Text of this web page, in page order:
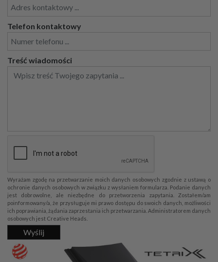
Telefon kontaktowy
Treść wiadomości
Wyrażam zgodę na przetwarzanie moich danych osobowych zgodnie z ustawą o
ochronie danych osobowych w związku z wysłaniem formularza. Podanie danych
jest dobrowolne, ale niezbędne do przetworzenia zapytania. Zostałem/am
poinformowany/a, że przysługuje mi prawo dostępu do swoich danych, możliwości
ich poprawiania, żądania zaprzestania ich przetwarzania. Administratorem danych
osobowych jest Creative Heads.
Wyślij